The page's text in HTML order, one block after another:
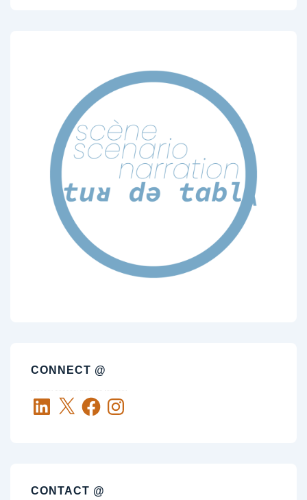
CONNECT @
LinkedIn
X FacebookInstagram
CONTACT @